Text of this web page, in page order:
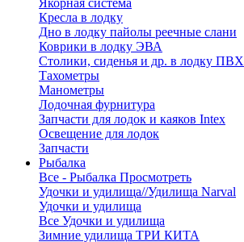
Якорная система
Кресла в лодку
Дно в лодку пайолы реечные слани
Коврики в лодку ЭВА
Столики, сиденья и др. в лодку ПВХ
Тахометры
Манометры
Лодочная фурнитура
Запчасти для лодок и каяков Intex
Освещение для лодок
Запчасти
Рыбалка
Все - Рыбалка Просмотреть
Удочки и удилища//Удилища Narval
Удочки и удилища
Все Удочки и удилища
Зимние удилища ТРИ КИТА